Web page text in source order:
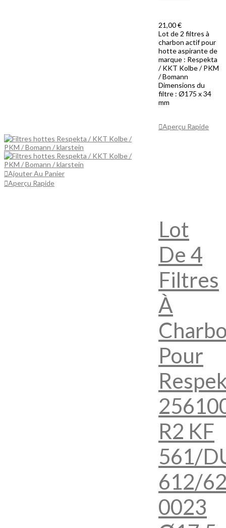
21,00 €
Lot de 2 filtres à
charbon actif pour
hotte aspirante de
marque : Respekta
/ KKT Kolbe / PKM
/ Bomann
Dimensions du
filtre : Ø175 x 34
mm
Aperçu Rapide
Ajouter Au Panier
Aperçu Rapide
Lot
De 4
Filtres
À
Pour
R2 KF
561/
612/
0023